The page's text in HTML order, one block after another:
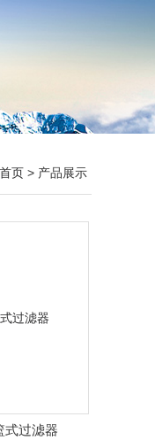
页 > 产品展示
式过滤器